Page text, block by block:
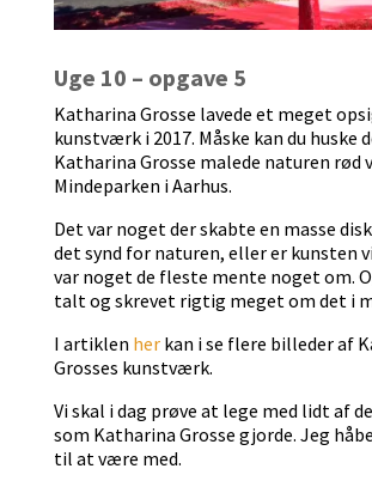
Uge 10 – opgave 5
Katharina Grosse lavede et meget
kunstværk i 2017. Måske kan du huske
Katharina Grosse malede naturen rød
Mindeparken i Aarhus.
Det var noget der skabte en masse
det synd for naturen, eller er kunsten
var noget de fleste mente noget om.
talt og skrevet rigtig meget om det i
I artiklen herkan i se flere billeder af
Grosses kunstværk.
Vi skal i dag prøve at lege med lidt af
som Katharina Grosse gjorde. Jeg
til at være med.